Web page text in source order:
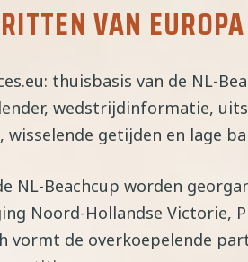
VAN EUROPA
thuisbasis van de NL-
wedstrijdinformatie,
wisselende getijden en lage
NL-Beachcup worden
Noord-Hollandse Victorie,
vormt de overkoepelende